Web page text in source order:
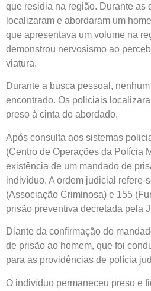
que residia na região. Durante as
localizaram e abordaram um
que apresentava um volume na
demonstrou nervosismo ao
viatura.
Durante a busca pessoal,
encontrado. Os policiais
preso à cinta do abordado.
Após consulta aos sistemas
(Centro de Operações da Polícia
existência de um mandado de
indivíduo. A ordem judicial refere-
(Associação Criminosa) e 155
prisão preventiva decretada pela
Diante da confirmação do
de prisão ao homem, que foi
para as providências de polícia
O indivíduo permaneceu preso e